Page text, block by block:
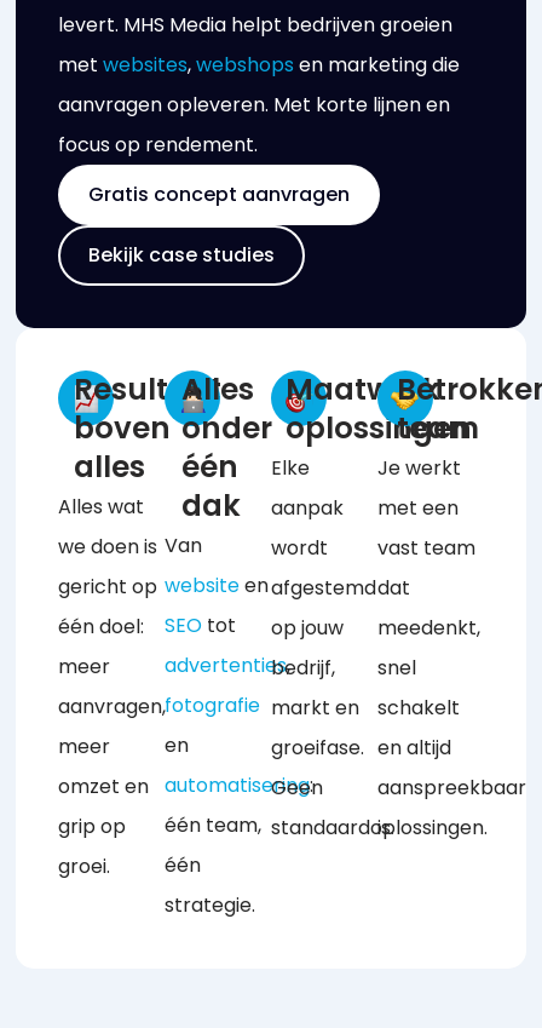
levert. MHS Media helpt bedrijven groeien
metwebsites,webshops en marketing die
aanvragen opleveren. Met korte lijnen en
focus op rendement.
Gratis concept aanvragen
Bekijk case studies
Resultaat
boven
alles
Alles wat
we doen is
gericht op
één doel:
meer
aanvragen,
meer
omzet en
grip op
groei.
Alles
onder
één
dak
Van
websiteen
SEO tot
advertenties,
fotografie
en
automatisering:
één team,
één
strategie.
Maatwerk
oplossingen
Elke
aanpak
wordt
afgestemd
op jouw
bedrijf,
markt en
groeifase.
Geen
standaardoplossingen.
team
Je werkt
met een
vast team
dat
meedenkt,
snel
schakelt
en altijd
aanspreekbaar
is.